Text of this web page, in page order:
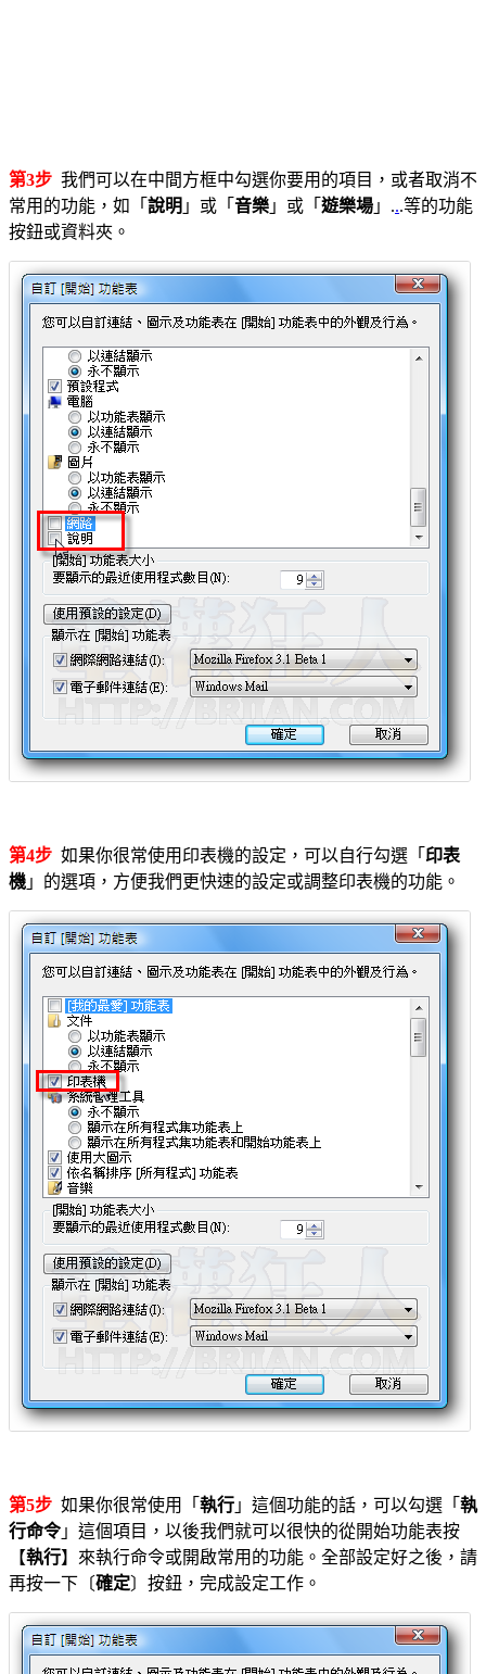
第3步 我們可以在中間方框中勾選你要用的項目，或者取消不
常用的功能，如「 說明 」或「 音樂 」或「 遊樂場 」...等的功能
按鈕或資料夾。
第4步 如果你很常使用印表機的設定，可以自行勾選「 印表
機 」的選項，方便我們更快速的設定或調整印表機的功能。
第5步 如果你很常使用「 執行 」這個功能的話，可以勾選「 執
行命令 」這個項目，以後我們就可以很快的從開始功能表按
【執行】來執行命令或開啟常用的功能。全部設定好之後，請
再按一下〔確定〕按鈕，完成設定工作。